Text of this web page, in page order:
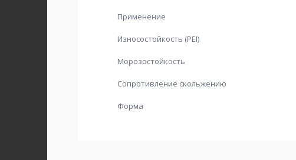
Применение
Износостойкость (PEI)
Морозостойкость
Сопротивление скольжению
Форма